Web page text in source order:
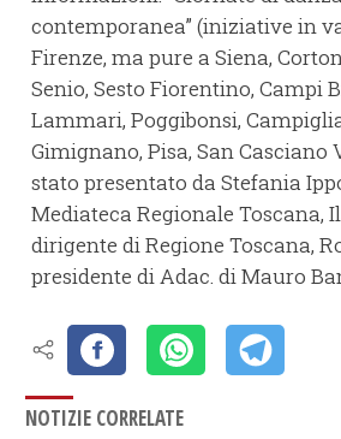
contemporanea” (iniziative in
Firenze, ma pure a Siena,
Senio, Sesto Fiorentino, Campi
Lammari, Poggibonsi,
Gimignano, Pisa, San Casciano
stato presentato da Stefania
Mediateca Regionale Toscana,
dirigente di Regione Toscana,
presidente di Adac. di Mauro
NOTIZIE CORRELATE